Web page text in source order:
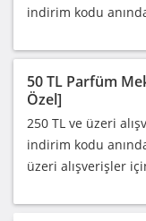
indirim kodu
50 TL Parfüm
Özel]
250 TL ve üzeri
indirim kodu
üzeri alışverişler